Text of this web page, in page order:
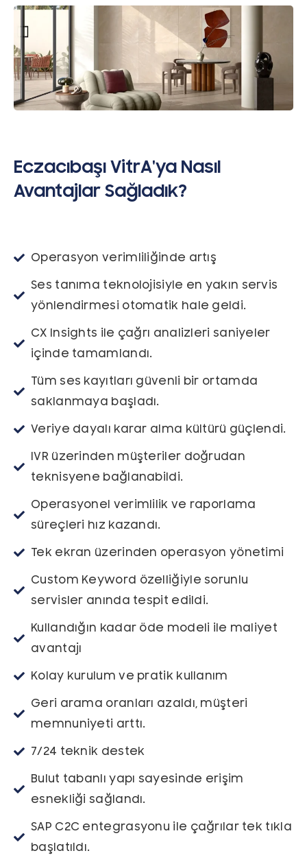
Eczacıbaşı VitrA'ya Nasıl
Avantajlar Sağladık?
Operasyon verimliliğinde artış
Ses tanıma teknolojisiyle en yakın servis
yönlendirmesi otomatik hale geldi.
CX Insights ile çağrı analizleri saniyeler
içinde tamamlandı.
Tüm ses kayıtları güvenli bir ortamda
saklanmaya başladı.
Veriye dayalı karar alma kültürü güçlendi.
IVR üzerinden müşteriler doğrudan
teknisyene bağlanabildi.
Operasyonel verimlilik ve raporlama
süreçleri hız kazandı.
Tek ekran üzerinden operasyon yönetimi
Custom Keyword özelliğiyle sorunlu
servisler anında tespit edildi.
Kullandığın kadar öde modeli ile maliyet
avantajı
Kolay kurulum ve pratik kullanım
Geri arama oranları azaldı, müşteri
memnuniyeti arttı.
7/24 teknik destek
Bulut tabanlı yapı sayesinde erişim
esnekliği sağlandı.
SAP C2C entegrasyonu ile çağrılar tek tıkla
başlatıldı.